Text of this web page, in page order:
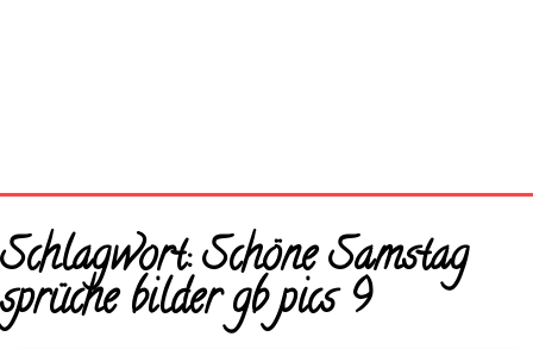
Startseite
Neue Bilder
Schlagwort:Schöne Samstag
sprüche bilder gb pics 9